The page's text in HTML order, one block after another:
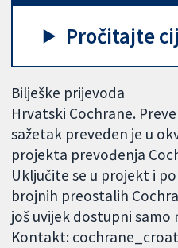
Pročitajte
Bilješke prijevoda
Hrvatski Cochrane.
sažetak preveden je u
projekta prevođenja
Uključite se u projekt i
brojnih preostalih
još uvijek dostupni samo
Kontakt: